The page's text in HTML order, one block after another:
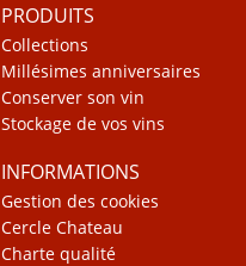
PRODUITS
Collections
Millésimes anniversaires
Conserver son vin
Stockage de vos vins
INFORMATIONS
Gestion des cookies
Cercle Chateau
Charte qualité